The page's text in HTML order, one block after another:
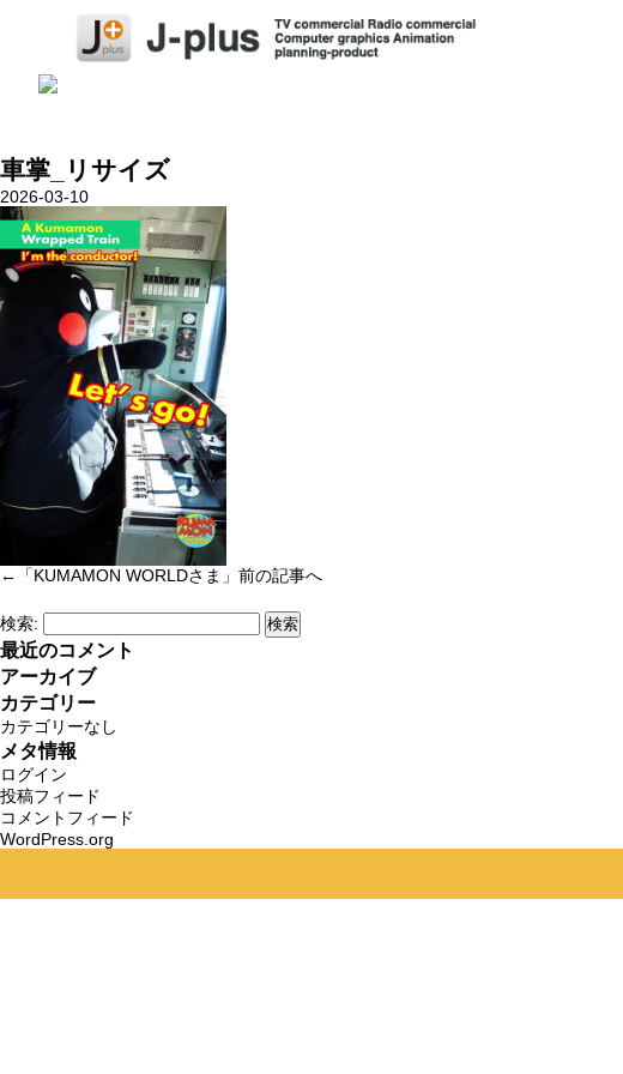
車掌_リサイズ
2026-03-10
←「KUMAMON WORLDさま 」前の記事へ
検索:
最近のコメント
アーカイブ
カテゴリー
カテゴリーなし
メタ情報
ログイン
投稿フィード
コメントフィード
WordPress.org